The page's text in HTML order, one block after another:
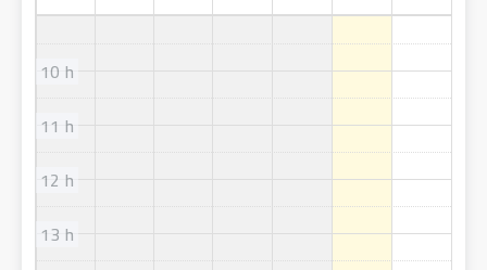
10 h
11 h
12 h
13 h